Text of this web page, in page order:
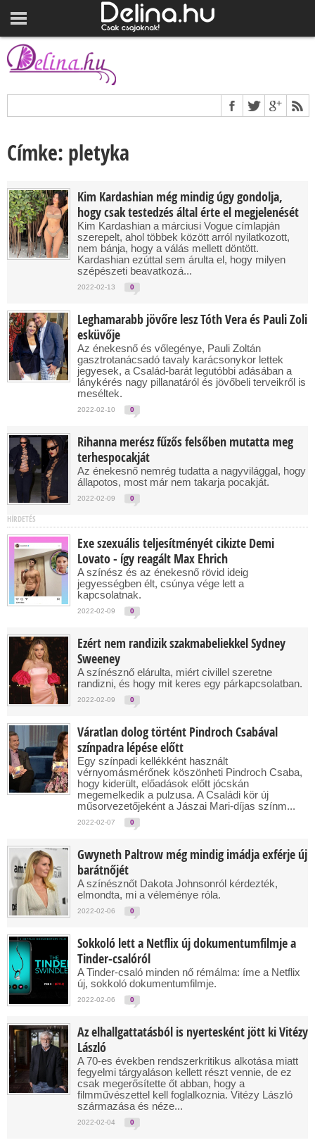
Címke: pletyka
Kim Kardashian még mindig úgy gondolja,
hogy csak testedzés által érte el megjelenését
Kim Kardashian a márciusi Vogue címlapján
szerepelt, ahol többek között arról nyilatkozott,
nem bánja, hogy a válás mellett döntött.
Kardashian ezúttal sem árulta el, hogy milyen
szépészeti beavatkozá...
2022-02-13 0
Leghamarabb jövőre lesz Tóth Vera és Pauli Zoli
esküvője
Az énekesnő és vőlegénye, Pauli Zoltán
gasztrotanácsadó tavaly karácsonykor lettek
jegyesek, a Család-barát legutóbbi adásában a
lánykérés nagy pillanatáról és jövőbeli terveikről is
meséltek.
2022-02-10 0
Rihanna merész fűzős felsőben mutatta meg
terhespocakját
Az énekesnő nemrég tudatta a nagyvilággal, hogy
állapotos, most már nem takarja pocakját.
2022-02-09 0
HÍRDETÉS
Exe szexuális teljesítményét cikizte Demi
Lovato - így reagált Max Ehrich
A színész és az énekesnő rövid ideig
jegyességben élt, csúnya vége lett a
kapcsolatnak.
2022-02-09 0
Ezért nem randizik szakmabeliekkel Sydney
Sweeney
A színésznő elárulta, miért civillel szeretne
randizni, és hogy mit keres egy párkapcsolatban.
2022-02-09 0
Váratlan dolog történt Pindroch Csabával
színpadra lépése előtt
Egy színpadi kellékként használt
vérnyomásmérőnek köszönheti Pindroch Csaba,
hogy kiderült, előadások előtt jócskán
megemelkedik a pulzusa. A Családi kör új
műsorvezetőjeként a Jászai Mari-díjas színm...
2022-02-07 0
Gwyneth Paltrow még mindig imádja exférje új
barátnőjét
A színésznőt Dakota Johnsonról kérdezték,
elmondta, mi a véleménye róla.
2022-02-06 0
Sokkoló lett a Netflix új dokumentumfilmje a
Tinder-csalóról
A Tinder-csaló minden nő rémálma: íme a Netflix
új, sokkoló dokumentumfilmje.
2022-02-06 0
Az elhallgattatásból is nyertesként jött ki Vitézy
László
A 70-es években rendszerkritikus alkotása miatt
fegyelmi tárgyaláson kellett részt vennie, de ez
csak megerősítette őt abban, hogy a
filmművészettel kell foglalkoznia. Vitézy László
származása és néze...
2022-02-04 0